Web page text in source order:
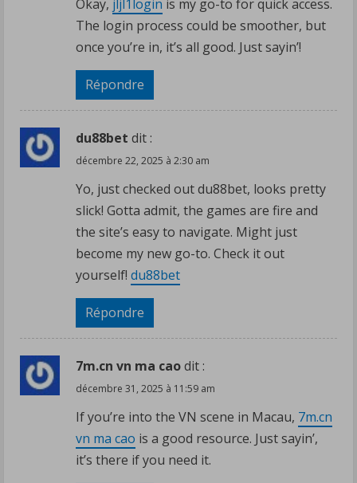
Okay, jljl1login is my go-to for quick access.
The login process could be smoother, but
once you’re in, it’s all good. Just sayin’!
Répondre
du88bet dit :
décembre 22, 2025 à 2:30 am
Yo, just checked out du88bet, looks pretty
slick! Gotta admit, the games are fire and
the site’s easy to navigate. Might just
become my new go-to. Check it out
yourself! du88bet
Répondre
7m.cn vn ma caodit :
décembre 31, 2025 à 11:59 am
If you’re into the VN scene in Macau, 7m.cn
vn ma cao is a good resource. Just sayin’,
it’s there if you need it.